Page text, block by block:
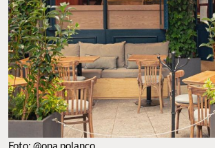
Foto: @ona.polanco